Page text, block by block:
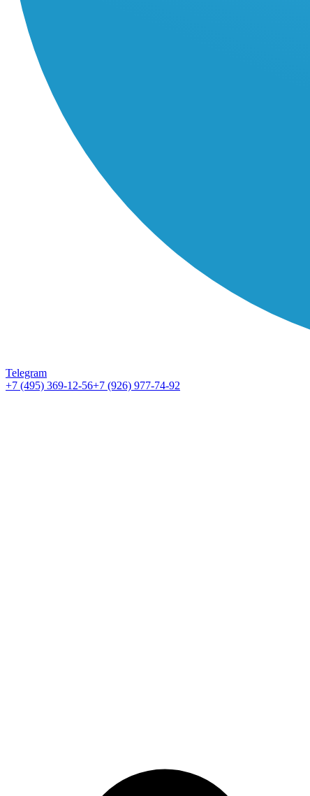
Telegram
+7 (495) 369-12-56+7 (926) 977-74-92